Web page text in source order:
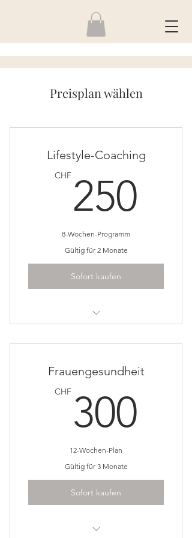
Preisplan wählen
Lifestyle-Coaching
CHF 250
8-Wochen-Programm
Gültig für 2 Monate
Sofort kaufen
Ich bin ein Vorteil
Frauengesundheit
CHF 300
12-Wochen-Plan
Gültig für 3 Monate
Sofort kaufen